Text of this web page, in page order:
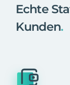
Echte
Kunden.